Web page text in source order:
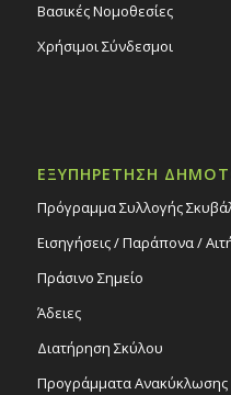
Βασικές Νομοθεσίες
Χρήσιμοι Σύνδεσμοι
ΕΞΥΠΗΡΕΤΗΣΗ
Πρόγραμμα Συλλογής
Εισηγήσεις / Παράπονα /
Πράσινο Σημείο
Άδειες
Διατήρηση Σκύλου
Προγράμματα Ανακύκλωσης